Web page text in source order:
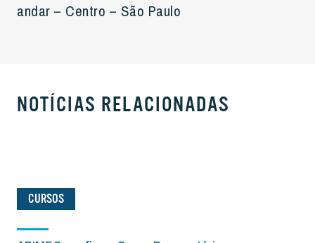
andar – Centro – São Paulo
NOTÍCIAS RELACIONADAS
CURSOS